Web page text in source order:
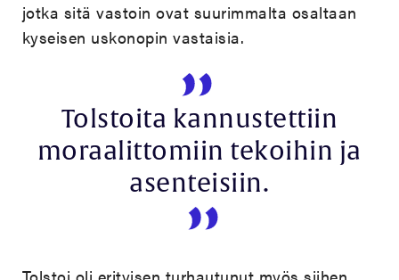
jotka sitä vastoin ovat suurimmalta osaltaan
kyseisen uskonopin vastaisia.
Tolstoita kannustettiin
moraalittomiin tekoihin ja
asenteisiin.